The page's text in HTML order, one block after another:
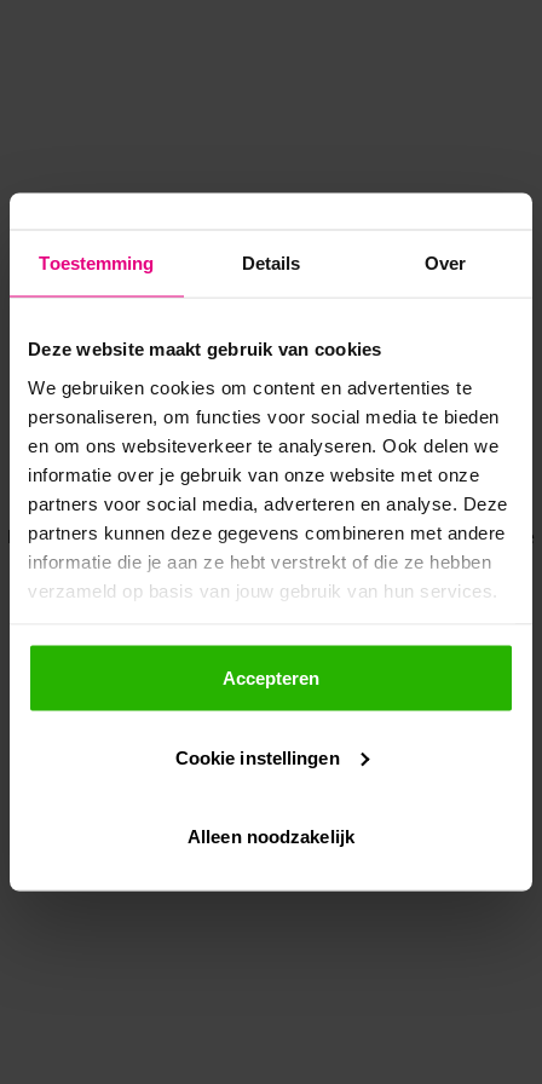
Toestemming Details Over
Deze website maakt gebruik van cookies
We gebruiken cookies om content en advertenties te
personaliseren, om functies voor social media te bieden
en om ons websiteverkeer te analyseren. Ook delen we
informatie over je gebruik van onze website met onze
partners voor social media, adverteren en analyse. Deze
partners kunnen deze gegevens combineren met andere
informatie die je aan ze hebt verstrekt of die ze hebben
verzameld op basis van jouw gebruik van hun services.
Als je op "Accepteer" klikt, dan geef je Voordeeluitjes.nl
toestemming om cookies voor social media en
gepersonaliseerde advertenties te plaatsen.
Lees hier meer over in onsprivacybeleid
Via "Cookie instellingen" kun je ook zelf instellen welke
Accepteren
Cookie instellingen
Alleen noodzakelijk
Application error: a client-side exception has occurred while
loadingwww.voordeeluitjes.nl (see the browser console for more
information).